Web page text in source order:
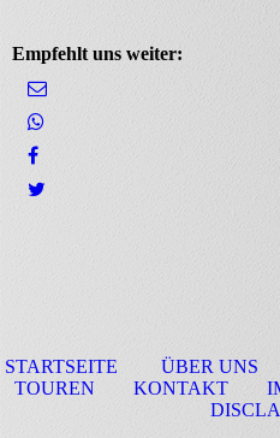
Empfehlt uns weiter:
STARTSEITE ÜBER UNS
TOUREN KONTAKT